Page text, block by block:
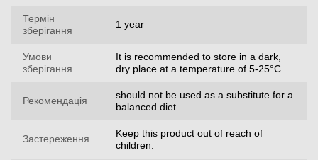
Термін
зберігання
1 year
Умови
зберігання
It is recommended to store in a dark,
dry place at a temperature of 5-25°C.
Рекомендація
should not be used as a substitute for a
balanced diet.
Застереження
Keep this product out of reach of
children.